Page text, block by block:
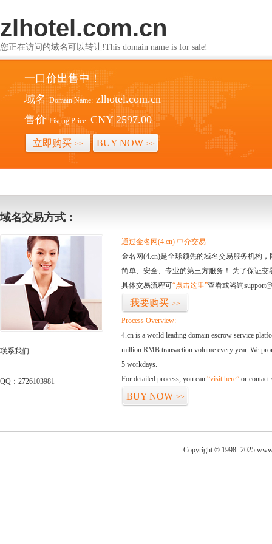
zlhotel.com.cn
您正在访问的域名可以转让!This domain name is for sale!
一口价出售中！
域名 Domain Name: zlhotel.com.cn
售价 Listing Price: CNY 2597.00
立即购买 >> BUY NOW >>
域名交易方式：
联系我们
QQ：2726103981
通过金名网(4.cn) 中介交易
金名网(4.cn)是全球领先的域名交易服务机构
简单、安全、专业的第三方服务！ 为了保证
具体交易流程可“点击这里”查看或咨询
我要购买 >>
Process Overview:
4.cn is a world leading domain escrow service
million RMB transaction volume every year. We
5 workdays.
For detailed process, you can “visit here” or contact
BUY NOW >>
Copyright © 1998 -2025